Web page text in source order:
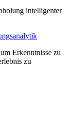
intelligenter
Erkenntnisse zu
zu